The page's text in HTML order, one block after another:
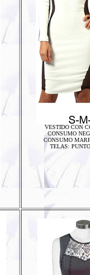
VESTIDO CON
CONSUMO
CONSUMO
TELAS: